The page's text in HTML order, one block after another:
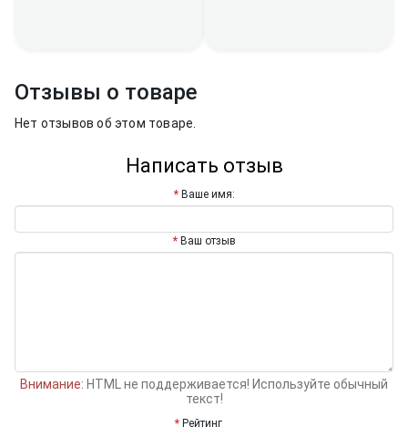
Отзывы о товаре
Нет отзывов об этом товаре.
Написать отзыв
Ваше имя:
Ваш отзыв
Внимание: HTML не поддерживается! Используйте обычный
текст!
Рейтинг